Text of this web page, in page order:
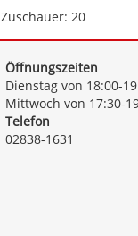
Zuschauer: 20
Öffnungszeiten
Dienstag von 18:00-
Mittwoch von 17:30-
Telefon
02838-1631